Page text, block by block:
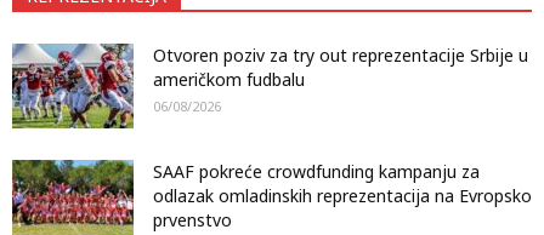
Otvoren poziv za try out reprezentacije Srbije u
američkom fudbalu
06/08/2026
SAAF pokreće crowdfunding kampanju za
odlazak omladinskih reprezentacija na Evropsko
prvenstvo